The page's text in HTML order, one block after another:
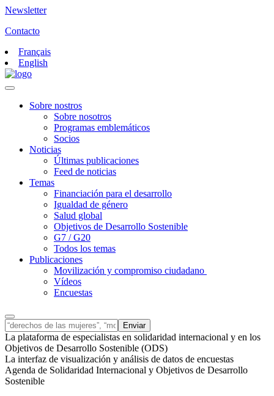
Newsletter
Contacto
Français
English
Sobre nostros
Sobre nosotros
Programas emblemáticos
Socios
Noticias
Últimas publicaciones
Feed de noticias
Temas
Financiación para el desarrollo
Igualdad de género
Salud global
Objetivos de Desarrollo Sostenible
G7 / G20
Todos los temas
Publicaciones
Movilización y compromiso ciudadano
Vídeos
Encuestas
La plataforma de especialistas en solidaridad internacional y en los
Objetivos de Desarrollo Sostenible (ODS)
La interfaz de visualización y análisis de datos de encuestas
Agenda de Solidaridad Internacional y Objetivos de Desarrollo
Sostenible